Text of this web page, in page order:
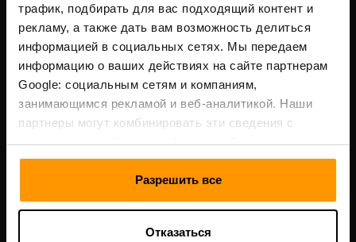
трафик, подбирать для вас подходящий контент и
рекламу, а также дать вам возможность делиться
информацией в социальных сетях. Мы передаем
информацию о ваших действиях на сайте партнерам
Google: социальным сетям и компаниям,
занимающимся рекламой и веб-аналитикой. Наши
партнеры могут комбинировать эти сведения с
предоставленной вами информацией, а также
данными, которые они получили при использовании
Разрешить все
Отказаться
Scalable Hosting Solutions OÜ
Код компании: 14652605
VAT-номер: EE102133820
Адрес: Harju maakond, Tallinn, Kesklinna linnaosa,
Vesivärava tn 50-201, 10152